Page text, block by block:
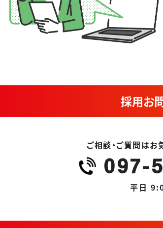
採用お
ご相談・ご質問はお
097-
平日